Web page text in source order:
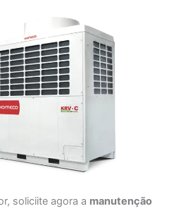
soliciite agora a manutenção